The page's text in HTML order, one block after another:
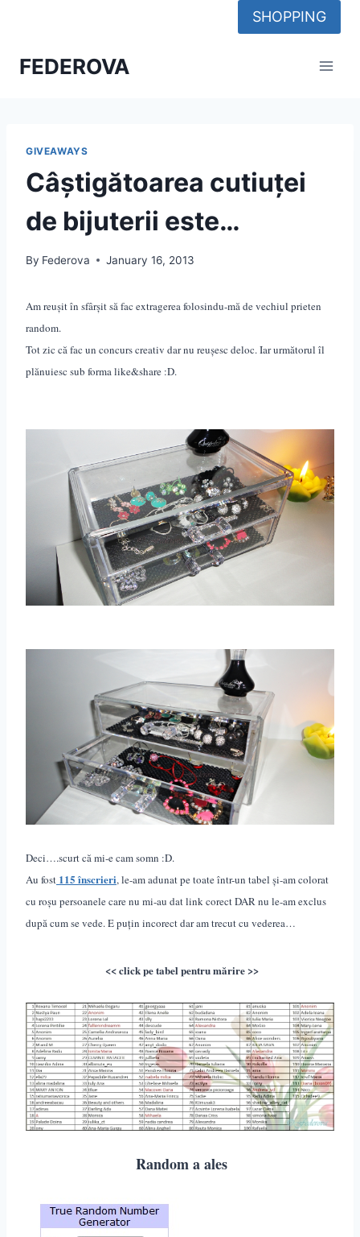
SHOPPING
FEDEROVA
GIVEAWAYS
Câștigătoarea cutiuței
de bijuterii este…
By Federova January 16, 2013
Am reușit în sfârșit să fac extragerea folosindu-mă de vechiul prieten
random.
Tot zic că fac un concurs creativ dar nu reușesc deloc. Iar următorul îl
plănuiesc sub forma like&share :D.
Deci….scurt că mi-e cam somn :D.
Au fost 115 înscrieri, le-am adunat pe toate într-un tabel și-am colorat
cu roșu persoanele care nu mi-au dat link corect DAR nu le-am exclus
după cum se vede. E puțin incorect dar am trecut cu vederea…
<< click pe tabel pentru mărire>>
Random a ales